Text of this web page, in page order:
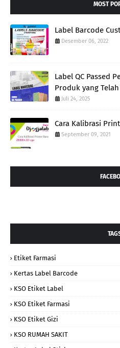
MOST
Label Barcode
Desember 06, 2022
Label QC Passed
Produk yang
Juli 24, 2025
Cara Kalibrasi
September 09, 2021
Etiket Farmasi
Kertas Label Barcode
KSO Etiket Label
KSO Etiket Farmasi
KSO Etiket Gizi
KSO RUMAH SAKIT